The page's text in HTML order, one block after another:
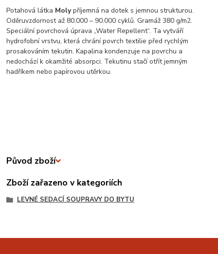
Potahová látka Molypříjemná na dotek s jemnou strukturou.
Oděruvzdornost až 80.000 – 90.000 cyklů. Gramáž 380 g/m2.
Speciální povrchová úprava „Water Repellent“. Ta vytváří
hydrofobní vrstvu, která chrání povrch textilie před rychlým
prosakováním tekutin. Kapalina kondenzuje na povrchu a
nedochází k okamžité absorpci. Tekutinu stačí otřít jemným
hadříkem nebo papírovou utěrkou.
Původ zboží
Zboží zařazeno v kategoriích
LEVNÉ SEDACÍ SOUPRAVY DO BYTU